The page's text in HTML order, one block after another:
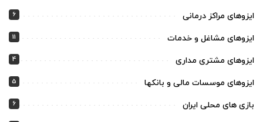
ایزوهای مراکز درمانی 6
ایزوهای مشاغل و خدمات 11
ایزوهای مشتری مداری 4
ایزوهای موسسات مالی و بانکها 5
بازی های محلی ایران 6